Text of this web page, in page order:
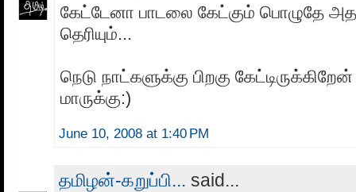
கேட்டேனா பாடலை கேட்கும் பொழுதே
தெரியும்...
நெடு நாட்களுக்கு பிறகு
மாருக்கு:)
June 10, 2008 at 1:40 PM
தமிழன்-கறுப்பி... said...